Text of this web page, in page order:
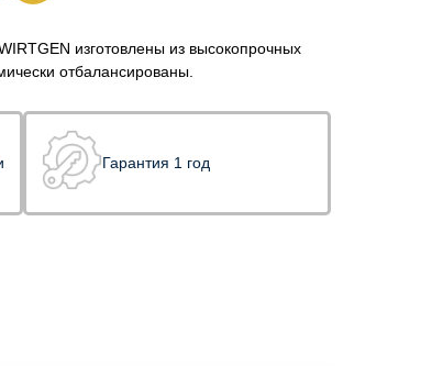
изготовлены из высокопрочных
отбалансированы.
Гарантия 1 год